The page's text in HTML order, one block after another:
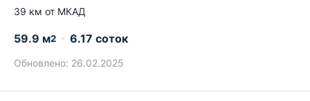
39 км от МКАД
59.9 м2 6.17 соток
Обновлено: 26.02.2025